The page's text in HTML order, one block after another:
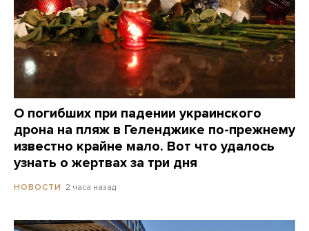
О погибших при падении украинского
дрона на пляж в Геленджике по-прежнему
известно крайне мало. Вот что удалось
узнать о жертвах за три дня
НОВОСТИ 2 часа назад